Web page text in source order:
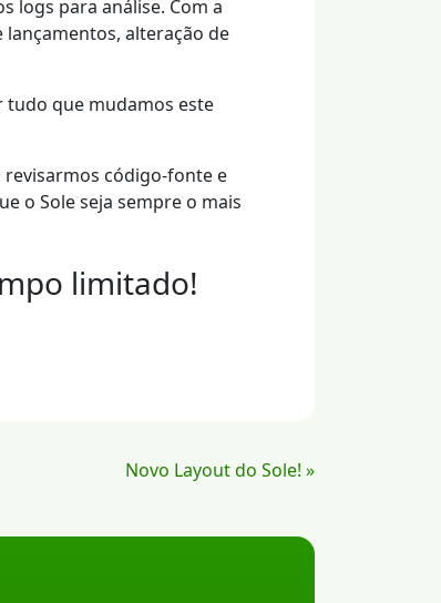
logs para análise. Com a
alteração de
tudo que mudamos este
código-fonte e
o Sole seja sempre o mais
limitado!
Novo Layout do Sole! »